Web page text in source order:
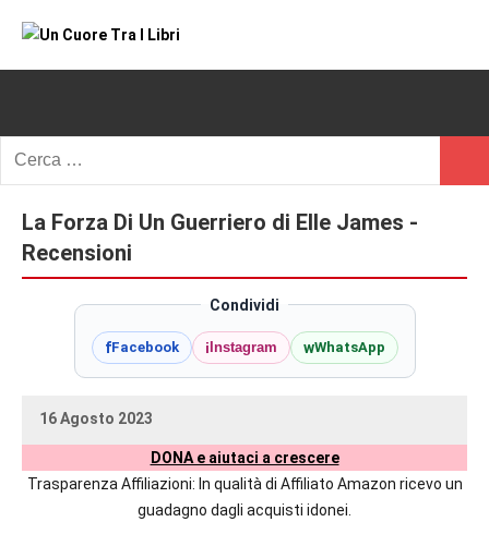
Un
Tra
I
Libri
romance
e
non
solo.
Recensioni,
delle
autrici
La Forza Di Un Guerriero di Elle James -
Recensioni
Condividi
fFacebook i Instagram wWhatsApp
16 Agosto 2023
uctil_user
Nessun
DONA e aiutaci a crescere
Trasparenza Affiliazioni: In qualità di Affiliato Amazon ricevo un
guadagno dagli acquisti idonei.